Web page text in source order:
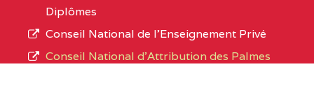
Diplômes
Conseil National de l’Enseignement Privé
Conseil National d'Attribution des Palmes